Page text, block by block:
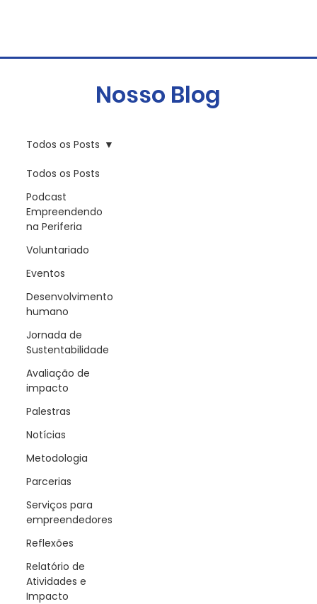
Todos os Posts
Podcast
Empreendendo
na Periferia
Voluntariado
Eventos
Desenvolvimento
humano
Jornada de
Sustentabilidade
Avaliação de
impacto
Palestras
Notícias
Metodologia
Parcerias
Serviços para
empreendedores
Reflexões
Relatório de
Atividades e
Impacto
Todos os Posts
Nosso Blog